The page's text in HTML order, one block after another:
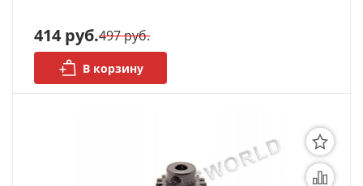
414 руб.497 руб.
В корзину